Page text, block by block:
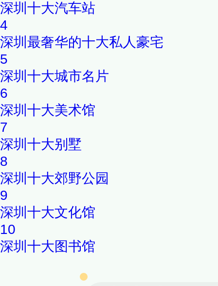
深圳十大汽车站
4
深圳最奢华的十大私人豪宅
5
深圳十大城市名片
6
深圳十大美术馆
7
深圳十大别墅
8
深圳十大郊野公园
9
深圳十大文化馆
10
深圳十大图书馆